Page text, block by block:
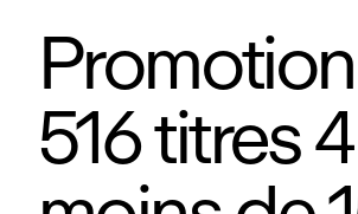
516 titres